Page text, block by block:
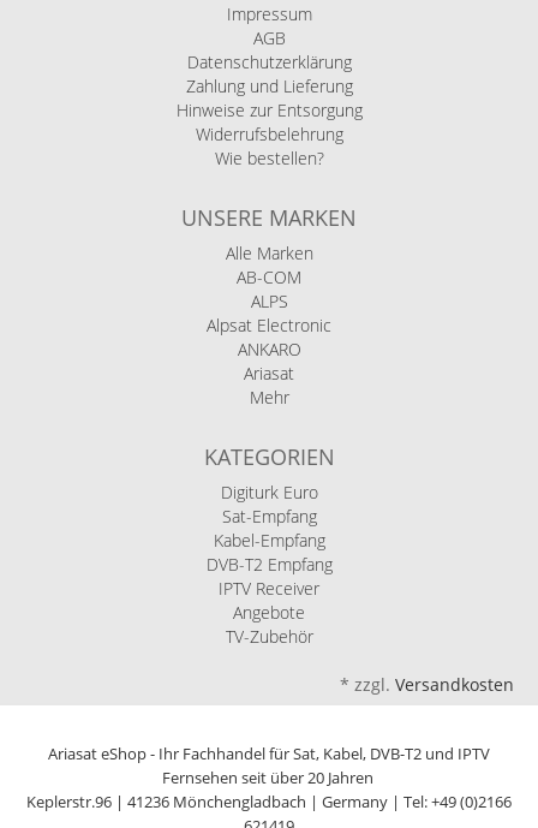
Impressum
AGB
Datenschutzerklärung
Zahlung und Lieferung
Hinweise zur Entsorgung
Widerrufsbelehrung
Wie bestellen?
UNSERE MARKEN
Alle Marken
AB-COM
ALPS
Alpsat Electronic
ANKARO
Ariasat
Mehr
KATEGORIEN
Digiturk Euro
Sat-Empfang
Kabel-Empfang
DVB-T2 Empfang
IPTV Receiver
Angebote
TV-Zubehör
* zzgl. Versandkosten
Ariasat eShop - Ihr Fachhandel für Sat, Kabel, DVB-T2 und IPTV
Fernsehen seit über 20 Jahren
Keplerstr.96 | 41236 Mönchengladbach | Germany | Tel: +49 (0)2166